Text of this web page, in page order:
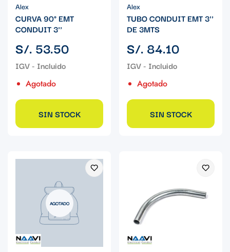
Alex
CURVA 90° EMT
CONDUIT 3''
Precio
regular
S/. 53.50
Agotado
SIN STOCK
Alex
TUBO CONDUIT EMT 3''
DE 3MTS
Precio
regular
S/. 84.10
Agotado
SIN STOCK
AGOTADO